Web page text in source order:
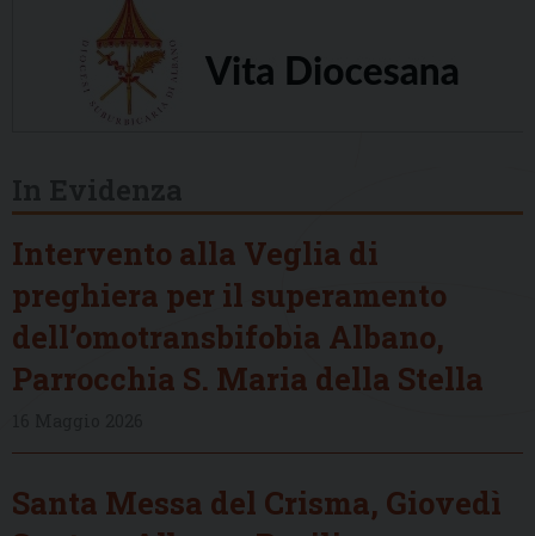
Intervento alla Veglia di
preghiera per il superamento
dell’omotransbifobia Albano,
Parrocchia S. Maria della Stella
Santa Messa del Crisma, Giovedì